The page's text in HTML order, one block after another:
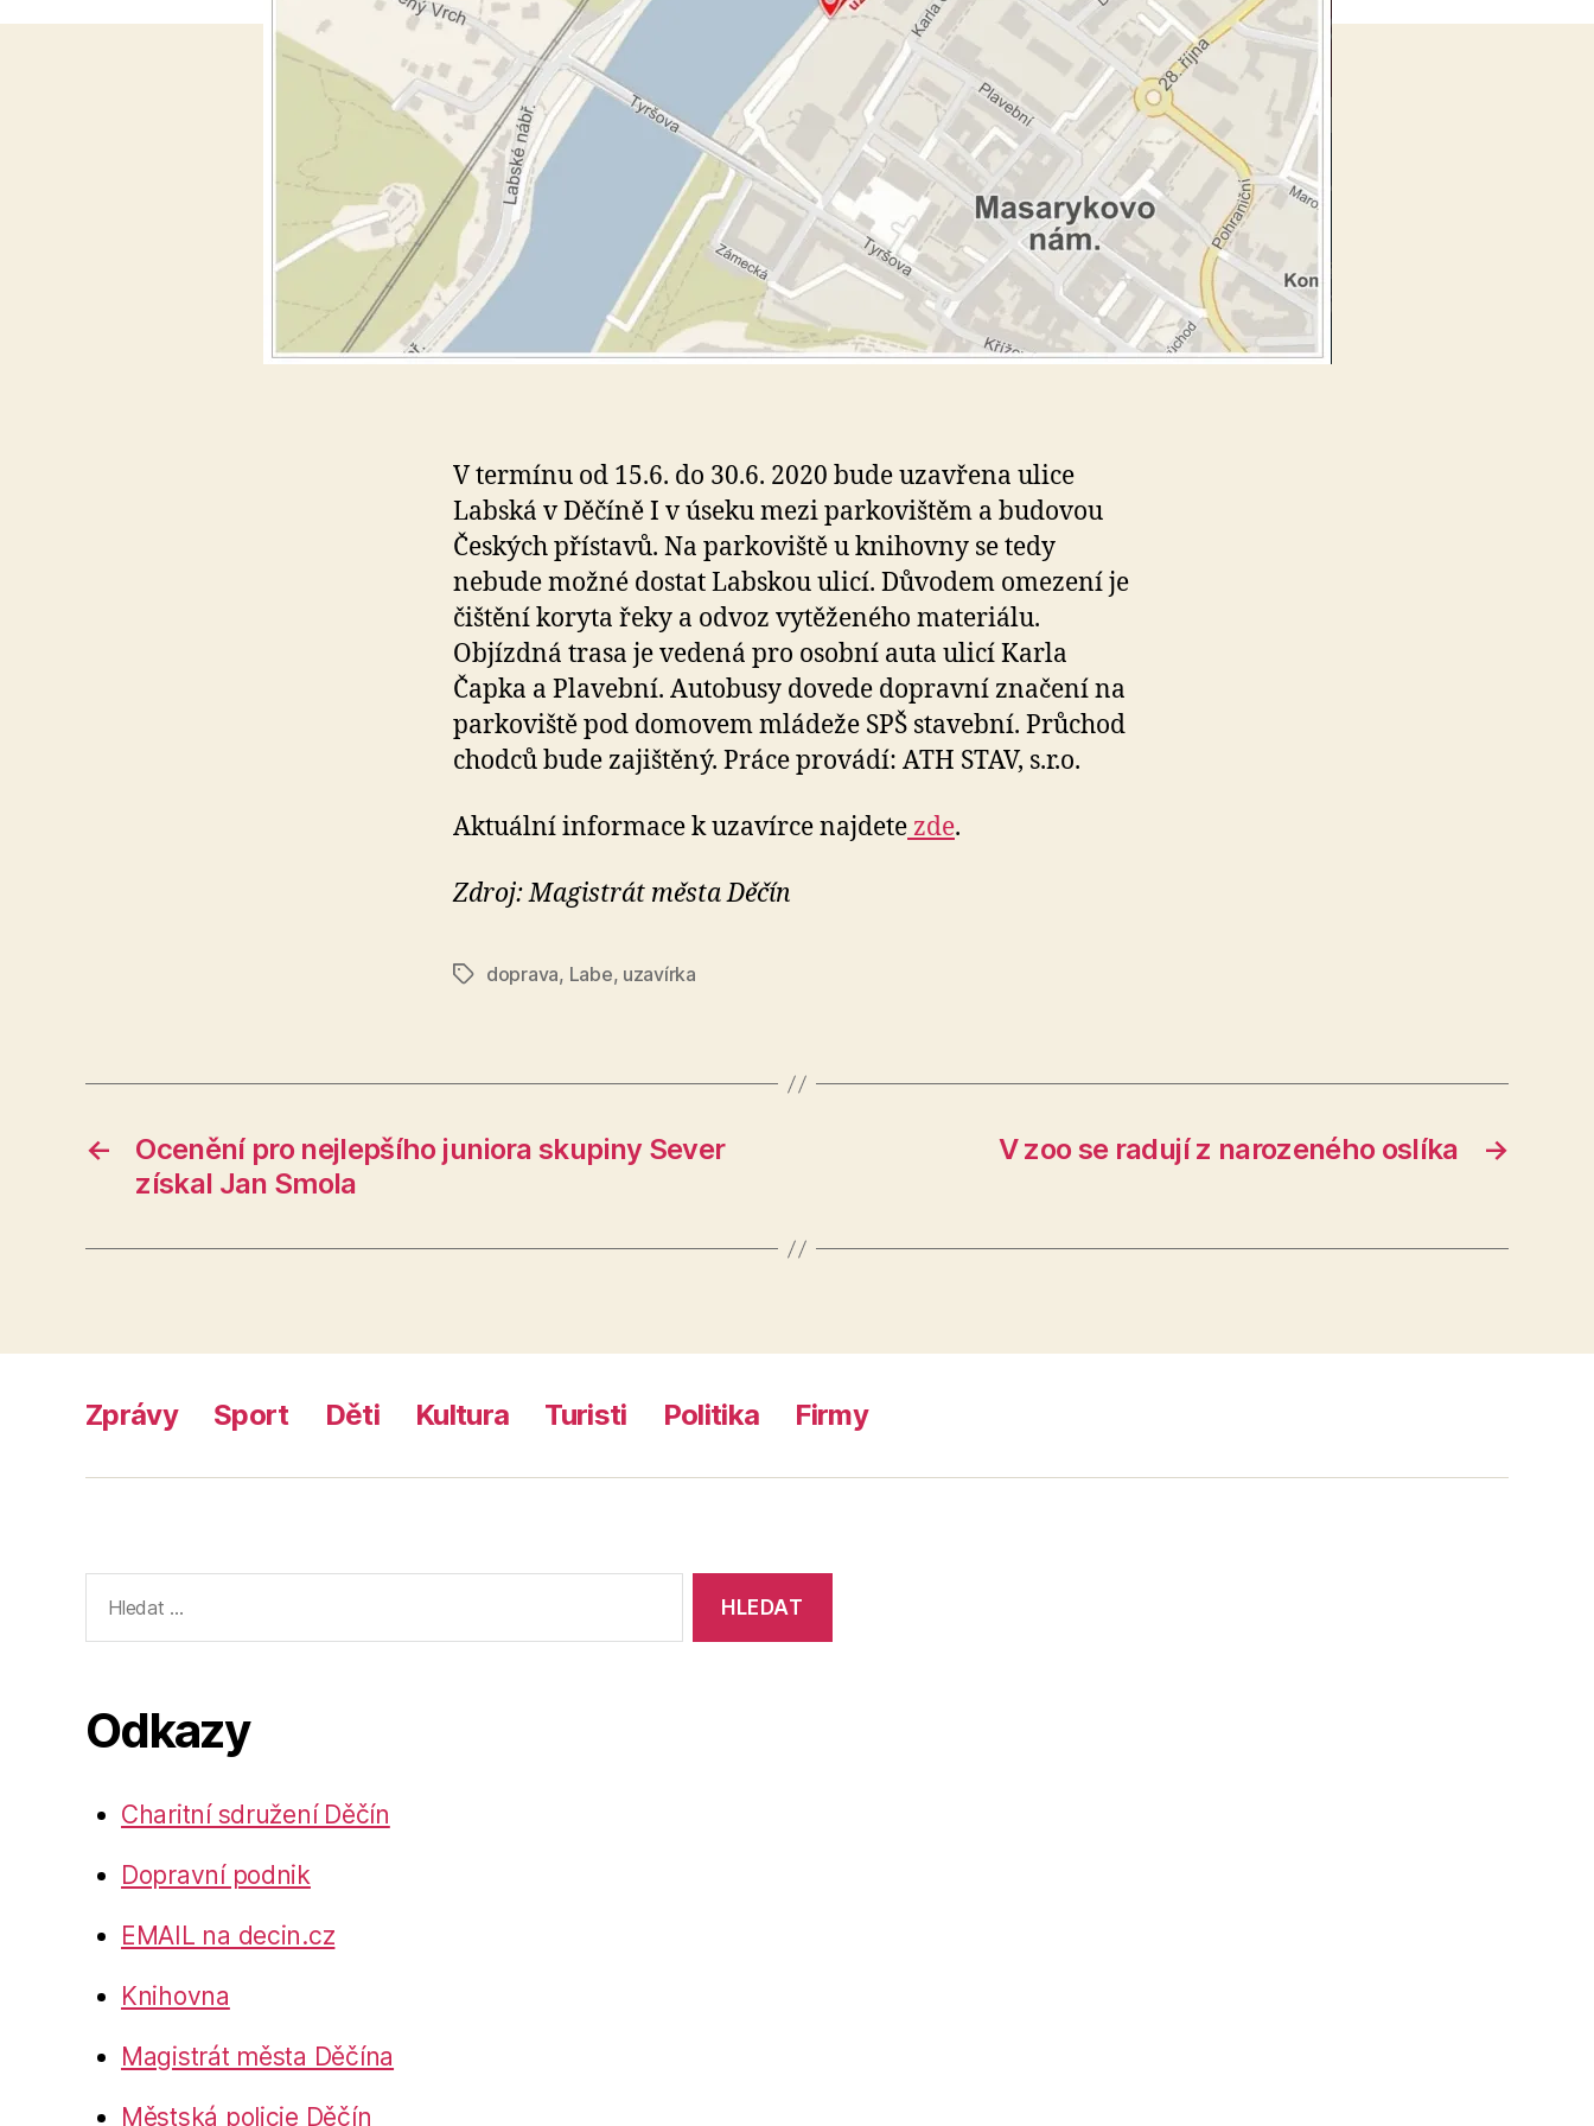
V termínu od 15.6. do 30.6. 2020 bude uzavřena ulice
Labská v Děčíně I v úseku mezi parkovištěm a budovou
Českých přístavů. Na parkoviště u knihovny se tedy
nebude možné dostat Labskou ulicí. Důvodem omezení je
čištění koryta řeky a odvoz vytěženého materiálu.
Objízdná trasa je vedená pro osobní auta ulicí Karla
Čapka a Plavební. Autobusy dovede dopravní značení na
parkoviště pod domovem mládeže SPŠ stavební. Průchod
chodců bude zajištěný. Práce provádí: ATH STAV, s.r.o.
Aktuální informace k uzavírce najdetezde.
Zdroj: Magistrát města Děčín
Štítkydoprava, Labe, uzavírka
←
Ocenění pro nejlepšího juniora skupiny Sever
získal Jan Smola
→
V zoo se radují z narozeného oslíka
Zprávy Sport Děti Kultura Turisti Politika Firmy
vyhledávání:
Odkazy
Charitní sdružení Děčín
Dopravní podnik
EMAIL na decin.cz
Knihovna
Magistrát města Děčína
Městská policie Děčín